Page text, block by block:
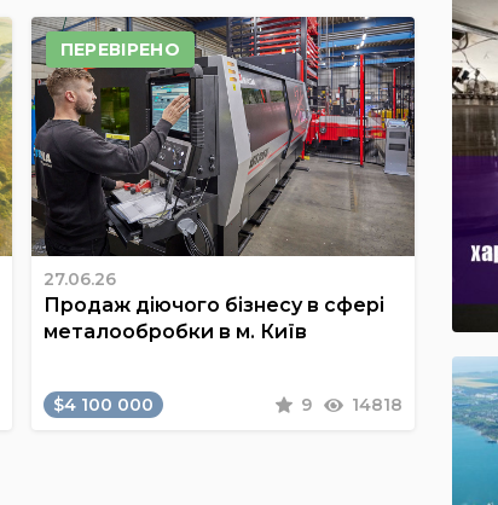
ПЕРЕВІРЕНО
27.06.26
Продаж діючого бізнесу в сфері
металообробки в м. Київ
$4 100 000 9 14818